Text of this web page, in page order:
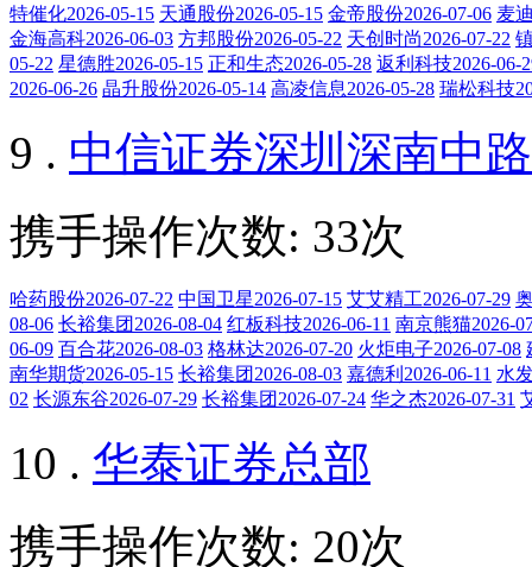
特催化2026-05-15 天通股份2026-05-15 金帝股份2026-07-06 麦
金海高科2026-06-03 方邦股份2026-05-22 天创时尚2026-07-22
05-22 星德胜2026-05-15 正和生态2026-05-28 返利科技2026-06-
2026-06-26 晶升股份2026-05-14 高凌信息2026-05-28 瑞松科技
9 . 中信证券深圳深南中
携手操作次数: 33次
哈药股份2026-07-22 中国卫星2026-07-15 艾艾精工2026-07-29
08-06 长裕集团2026-08-04 红板科技2026-06-11 南京熊猫2026-
06-09 百合花2026-08-03 格林达2026-07-20 火炬电子2026-07-08
南华期货2026-05-15 长裕集团2026-08-03 嘉德利2026-06-11 水
02 长源东谷2026-07-29 长裕集团2026-07-24 华之杰2026-07-31
10 . 华泰证券总部
携手操作次数: 20次